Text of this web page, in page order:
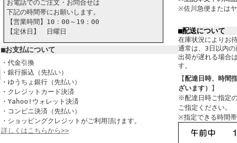
お電話でのご注文・お問合せは
下記の時間帯にお願いします。
【営業時間】10：00～19：00
【定休日】 日曜日
■お支払について
・代金引換
・銀行振込（先払い）
・ゆうちょ銀行（先払い）
・クレジットカード決済
・Yahoo!ウォレット決済
・コンビニ決済（先払い）
・ショッピングクレジットがご利用頂けます。
詳しくはこちらから>>
※佐川急便またはヤ
■配送について
在庫状況によりお
通常は、3日以内
出荷が遅れる場合
す。
【配達日時、時間
ざいます）
】
※配達日時ご指定
ご指定ください。
※指定できる時間